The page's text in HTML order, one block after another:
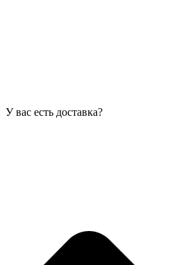
У вас есть доставка?